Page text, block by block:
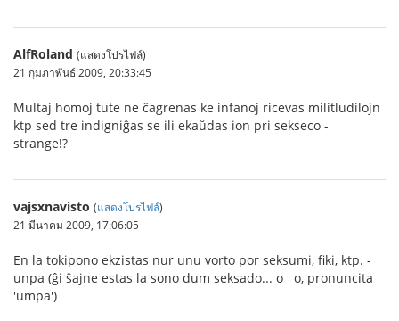
AlfRoland (แสดงโปรไฟล์)
21 กุมภาพันธ์ 2009, 20:33:45
Multaj homoj tute ne ĉagrenas ke infanoj ricevas militludilojn
ktp sed tre indigniĝas se ili ekaŭdas ion pri sekseco -
strange!?
vajsxnavisto (แสดงโปรไฟล์)
21 มีนาคม 2009, 17:06:05
En la tokipono ekzistas nur unu vorto por seksumi, fiki, ktp. -
unpa (ĝi ŝajne estas la sono dum seksado... o__o, pronuncita
'umpa')